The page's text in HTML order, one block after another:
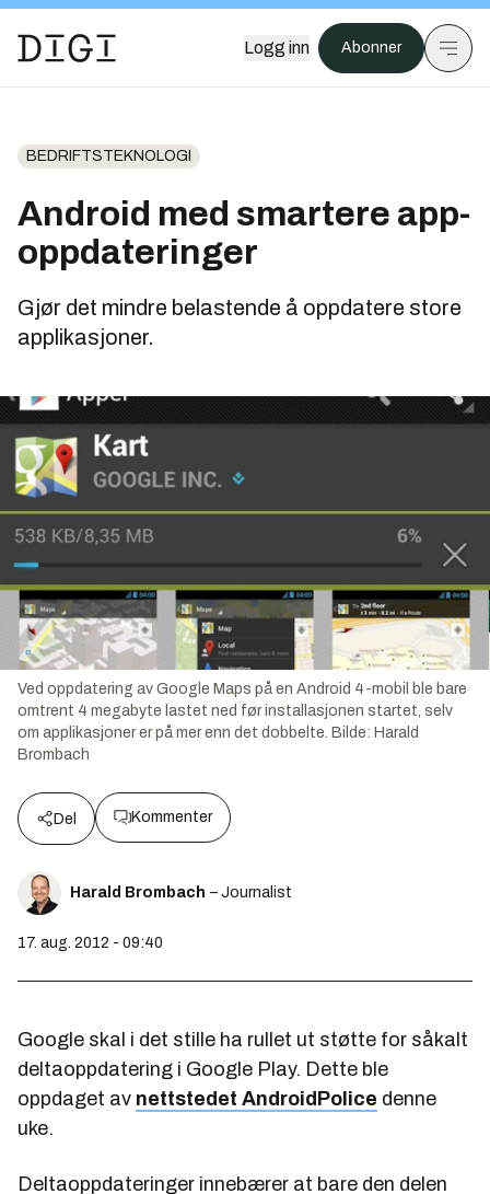
Logg inn Abonner
BEDRIFTSTEKNOLOGI
Android med smartere app-
oppdateringer
Gjør det mindre belastende å oppdatere store
applikasjoner.
Ved oppdatering av Google Maps på en Android 4-mobil ble bare
omtrent 4 megabyte lastet ned før installasjonen startet, selv
om applikasjoner er på mer enn det dobbelte. Bilde: Harald
Brombach
Del Kommenter
Harald Brombach – Journalist
17. aug. 2012 - 09:40
Google skal i det stille ha rullet ut støtte for såkalt
deltaoppdatering i Google Play. Dette ble
oppdaget av nettstedet AndroidPolice denne
uke.
Deltaoppdateringer innebærer at bare den delen